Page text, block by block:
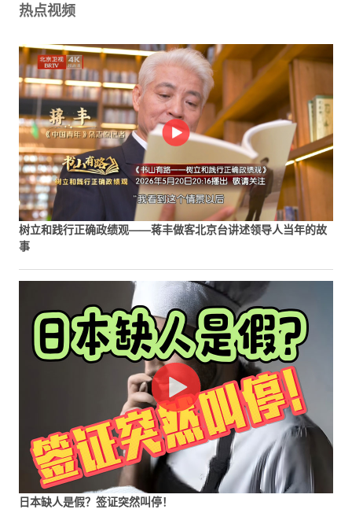
热点视频
树立和践行正确政绩观——蒋丰做客北京台讲述领导人当年的故
事
日本缺人是假？签证突然叫停！